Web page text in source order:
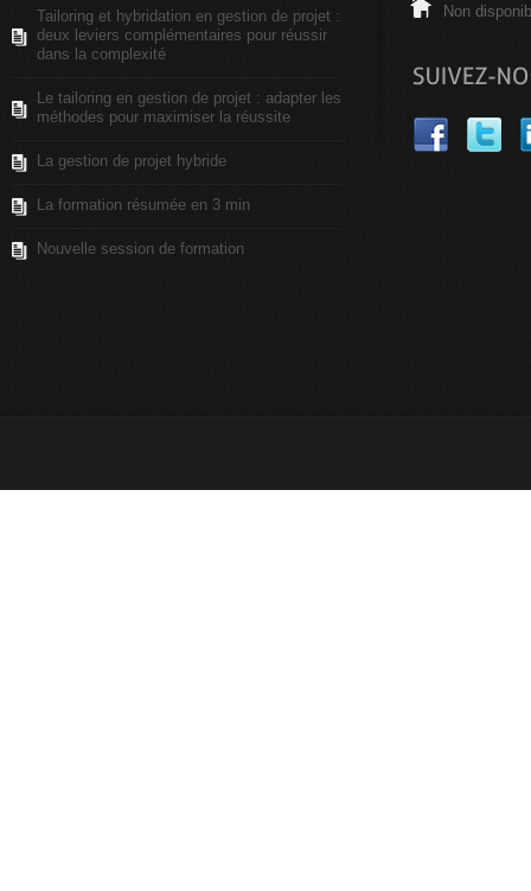
Tailoring et hybridation en gestion de projet :
deux leviers complémentaires pour réussir
dans la complexité
Le tailoring en gestion de projet : adapter les
méthodes pour maximiser la réussite
La gestion de projet hybride
La formation résumée en 3 min
Nouvelle session de formation
Non